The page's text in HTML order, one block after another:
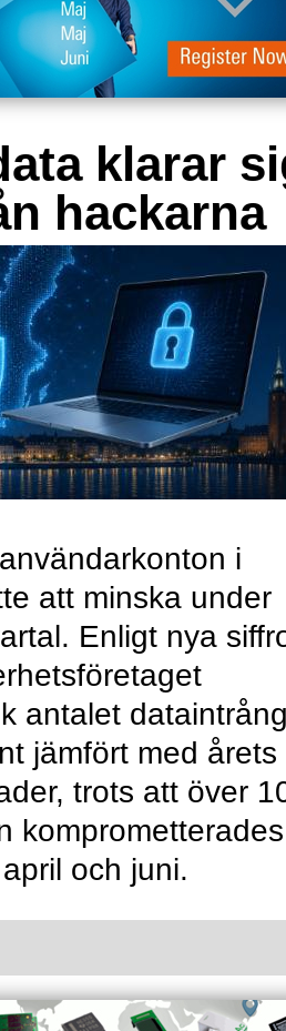
klarar
hackarna
i
att minska under
Enligt nya
antalet
jämfört med årets
trots att över
komprometterades
och juni.